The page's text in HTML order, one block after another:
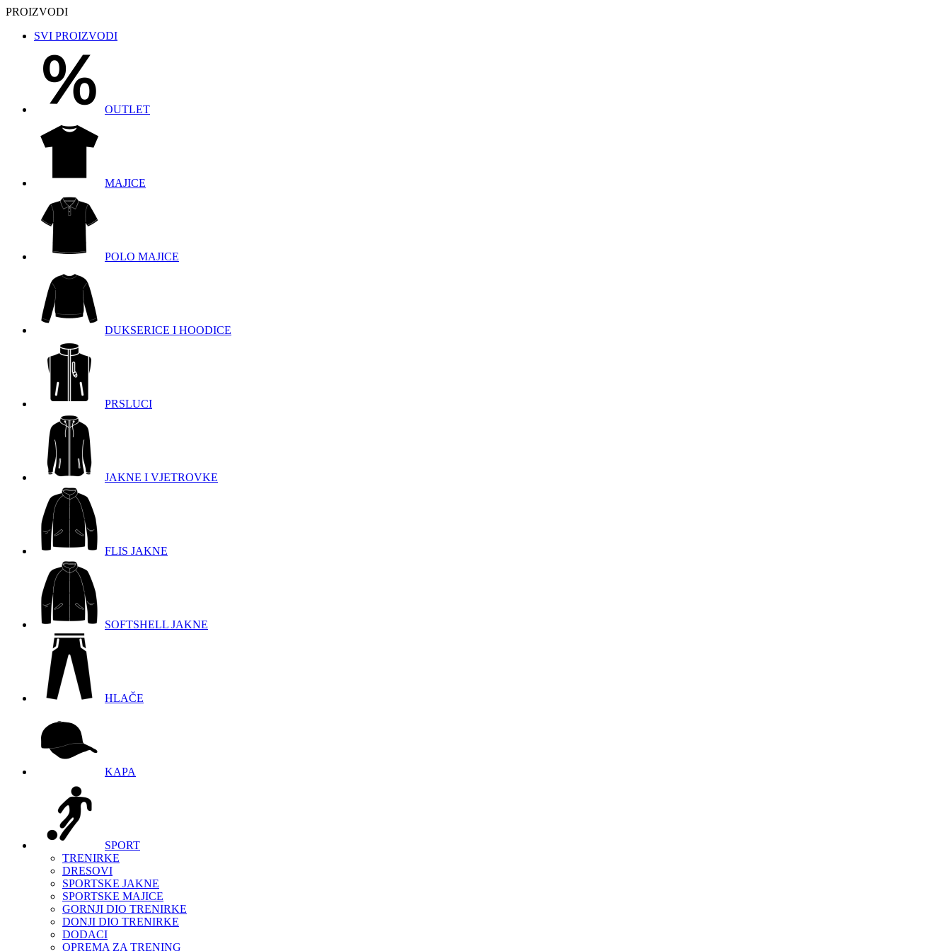
PROIZVODI
SVI PROIZVODI
OUTLET
MAJICE
POLO MAJICE
DUKSERICE I HOODICE
PRSLUCI
JAKNE I VJETROVKE
FLIS JAKNE
SOFTSHELL JAKNE
HLAČE
KAPA
SPORT
TRENIRKE
DRESOVI
SPORTSKE JAKNE
SPORTSKE MAJICE
GORNJI DIO TRENIRKE
DONJI DIO TRENIRKE
DODACI
OPREMA ZA TRENING